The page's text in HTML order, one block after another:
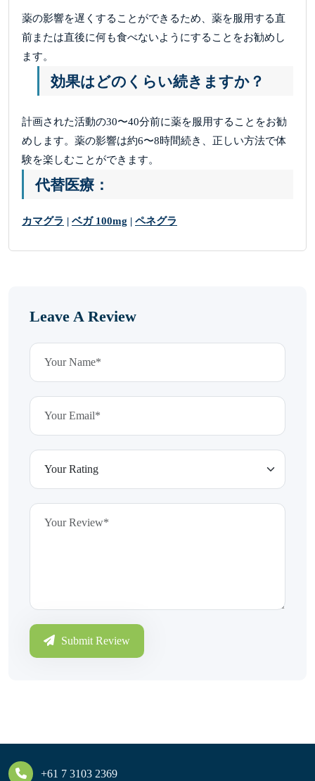
薬の影響を遅くすることができるため、薬を服用する直
前または直後に何も食べないようにすることをお勧めし
ます。
効果はどのくらい続きますか？
計画された活動の30〜40分前に薬を服用することをお勧
めします。薬の影響は約6〜8時間続き、正しい方法で体
験を楽しむことができます。
代替医療：
カマグラ | ベガ 100mg | ペネグラ
Leave A Review
Submit Review
+61 7 3103 2369